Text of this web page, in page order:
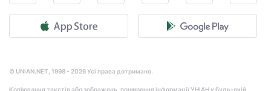
© UNIAN.NET, 1998 - 2026 Усі права дотримано.
Копіювання текстів або зображень, поширення інформації УНІАН у будь-якій